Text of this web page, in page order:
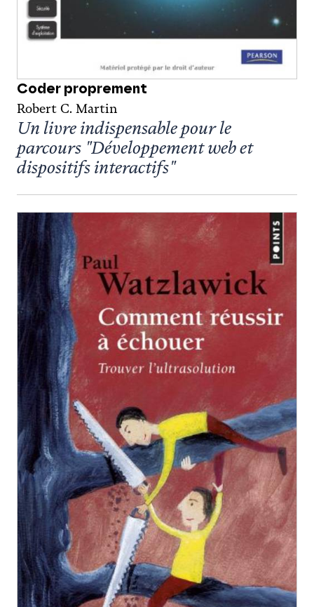
Coder proprement
Robert C. Martin
Un livre indispensable pour le
parcours "Développement web et
dispositifs interactifs"